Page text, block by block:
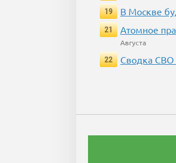
19
В Москве
21
Атомное
Августа
22
Сводка СВО